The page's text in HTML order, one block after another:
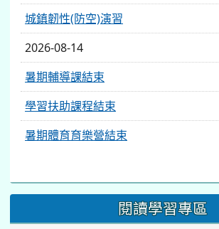
城鎮韌性(防空)演習
2026-08-14
暑期輔導課結束
學習扶助課程結束
暑期體育育樂營結束
閱讀學習專區